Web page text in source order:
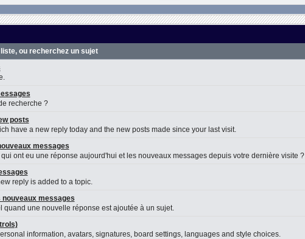
ou recherchez un sujet
recherche ?
posts
have a new reply today and the new posts made since your last visit.
messages
ont eu une réponse aujourd'hui et les nouveaux messages depuis votre dernière visite ?
reply is added to a topic.
messages
quand une nouvelle réponse est ajoutée à un sujet.
information, avatars, signatures, board settings, languages and style choices.